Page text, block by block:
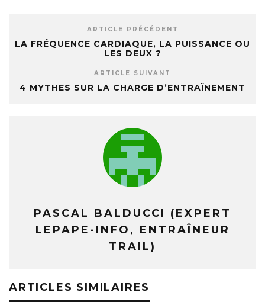
ARTICLE PRÉCÉDENT
LA FRÉQUENCE CARDIAQUE, LA PUISSANCE OU
LES DEUX ?
ARTICLE SUIVANT
4 MYTHES SUR LA CHARGE D’ENTRAÎNEMENT
PASCAL BALDUCCI (EXPERT
LEPAPE-INFO, ENTRAÎNEUR
TRAIL)
ARTICLES SIMILAIRES